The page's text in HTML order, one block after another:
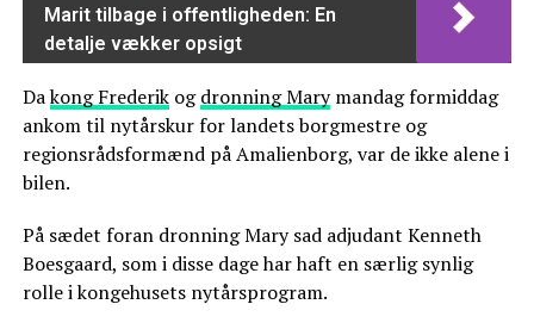
Marit tilbage i offentligheden: En
detalje vækker opsigt
Dakong Frederikogdronning Marymandag formiddag
ankom til nytårskur for landets borgmestre og
regionsrådsformænd på Amalienborg, var de ikke alene i
bilen.
På sædet foran dronning Mary sad adjudant Kenneth
Boesgaard, som i disse dage har haft en særlig synlig
rolle i kongehusets nytårsprogram.